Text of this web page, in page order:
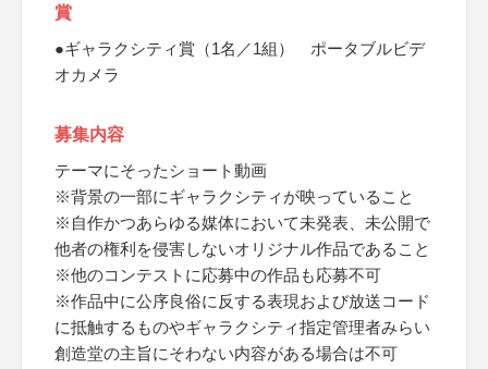
賞
●ギャラクシティ賞（1名／1組） ポータブルビデ
オカメラ
募集内容
テーマにそったショート動画
※背景の一部にギャラクシティが映っていること
※自作かつあらゆる媒体において未発表、未公開で
他者の権利を侵害しないオリジナル作品であること
※他のコンテストに応募中の作品も応募不可
※作品中に公序良俗に反する表現および放送コード
に抵触するものやギャラクシティ指定管理者みらい
創造堂の主旨にそわない内容がある場合は不可